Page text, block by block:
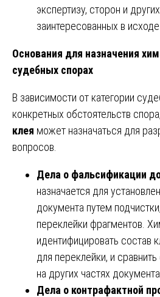
экспертизу, сторон и
заинтересованных в
Основания для назначения
судебных спорах
В зависимости от категории
конкретных обстоятельств спора,
клея может назначаться для
вопросов.
Дела о фальсификации
назначается для
документа путем
переклейки фрагментов.
идентифицировать состав
для переклейки, и
на других частях документа.
Дела о контрафактной